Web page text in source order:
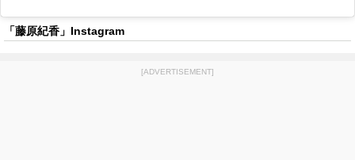
「藤原紀香」Instagram
[ADVERTISEMENT]